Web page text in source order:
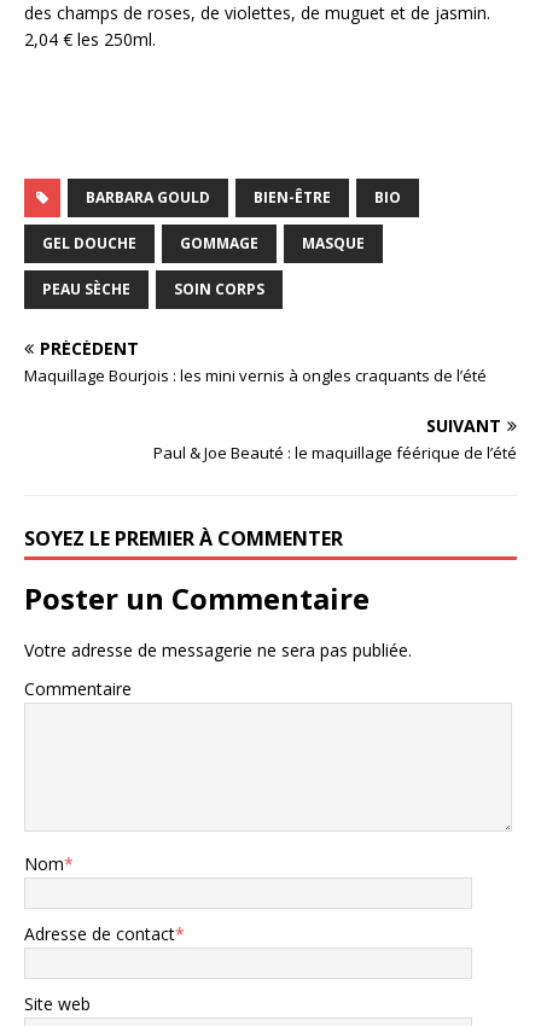
des champs de roses, de violettes, de muguet et de jasmin.
2,04 € les 250ml.
BARBARA GOULD BIEN-ÊTRE BIO
GEL DOUCHE GOMMAGE MASQUE
PEAU SÈCHE SOIN CORPS
PRÉCÉDENT
Maquillage Bourjois : les mini vernis à ongles craquants de l’été
SUIVANT
Paul & Joe Beauté : le maquillage féérique de l’été
SOYEZ LE PREMIER À COMMENTER
Poster un Commentaire
Votre adresse de messagerie ne sera pas publiée.
Commentaire
Nom*
Adresse de contact*
Site web